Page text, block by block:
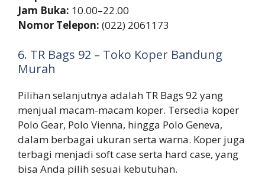
Jam Buka: 10.00–22.00
Nomor Telepon: (022) 2061173
6. TR Bags 92 – Toko Koper Bandung
Murah
Pilihan selanjutnya adalah TR Bags 92 yang
menjual macam-macam koper. Tersedia koper
Polo Gear, Polo Vienna, hingga Polo Geneva,
dalam berbagai ukuran serta warna. Koper juga
terbagi menjadi soft case serta hard case, yang
bisa Anda pilih sesuai kebutuhan.